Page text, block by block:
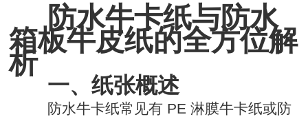
防水牛卡纸与防水
箱板牛皮纸的全方位解
析
一、纸张概述
防水牛卡纸常见有 PE 淋膜牛卡纸或防